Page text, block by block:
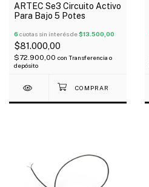
ARTEC Se3 Circuito Activo
Para Bajo 5 Potes
6 cuotas sin interés de$13.500,00
$81.000,00
$72.900,00 con Transferencia o
depósito